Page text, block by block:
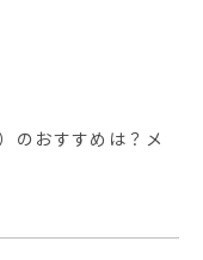
のおすすめは？メ